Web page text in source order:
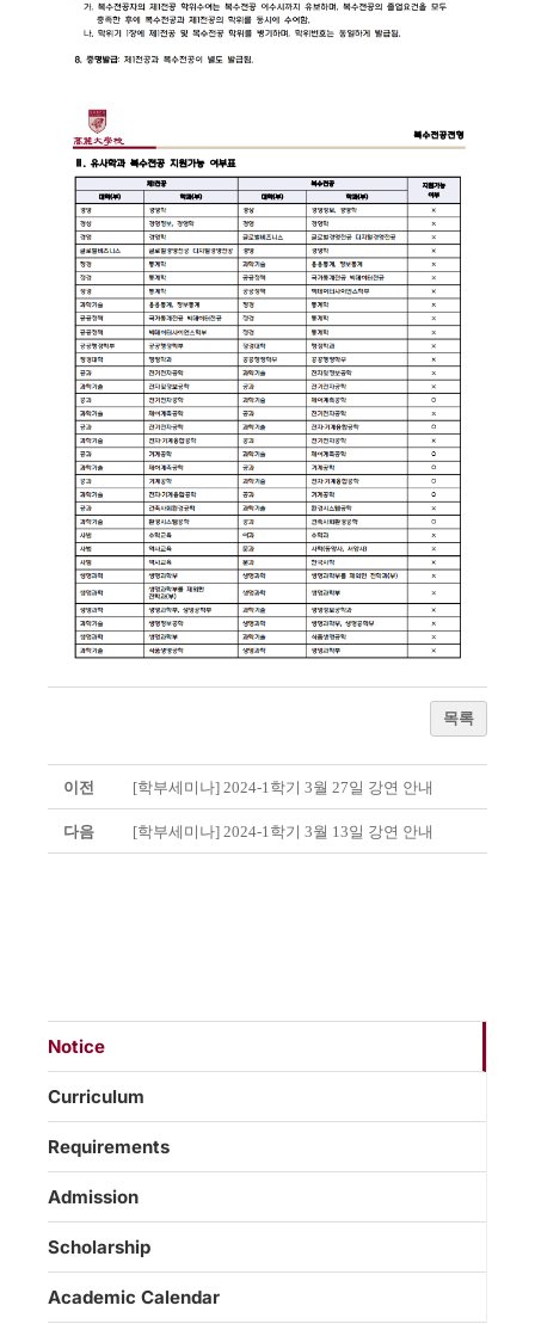
목록
이전 [학부세미나] 2024-1학기 3월 27일 강연 안내
다음 [학부세미나] 2024-1학기 3월 13일 강연 안내
Notice
Curriculum
Requirements
Admission
Scholarship
Academic Calendar